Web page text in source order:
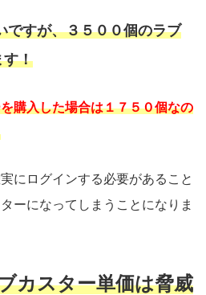
ですが、３５００個のラブ
す！
購入した場合は１７５０個なの
にログインする必要があること
ーになってしまうことになりま
カスター単価は脅威